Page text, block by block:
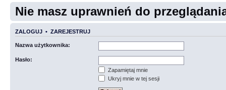
Nie masz uprawnień do
ZALOGUJ • ZAREJESTRUJ
Nazwa użytkownika:
Hasło:
Zapamiętaj mnie
Ukryj mnie w tej sesji